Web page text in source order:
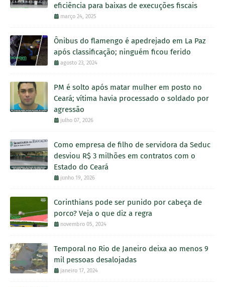
eficiência para baixas de execuções fiscais
março 24, 2025
Ônibus do flamengo é apedrejado em La Paz
após classificação; ninguém ficou ferido
agosto 23, 2024
PM é solto após matar mulher em posto no
Ceará; vítima havia processado o soldado por
agressão
julho 07, 2026
Como empresa de filho de servidora da Seduc
desviou R$ 3 milhões em contratos com o
Estado do Ceará
junho 19, 2026
Corinthians pode ser punido por cabeça de
porco? Veja o que diz a regra
novembro 05, 2024
Temporal no Rio de Janeiro deixa ao menos 9
mil pessoas desalojadas
janeiro 17, 2024